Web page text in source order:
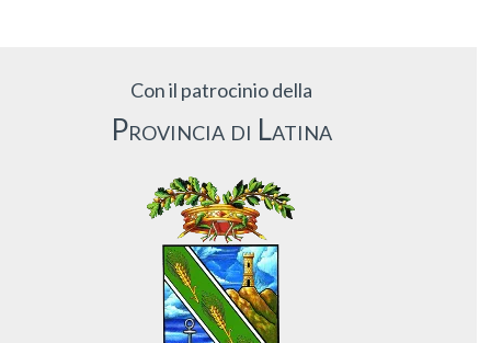
Con il patrocinio della
Provincia di Latina